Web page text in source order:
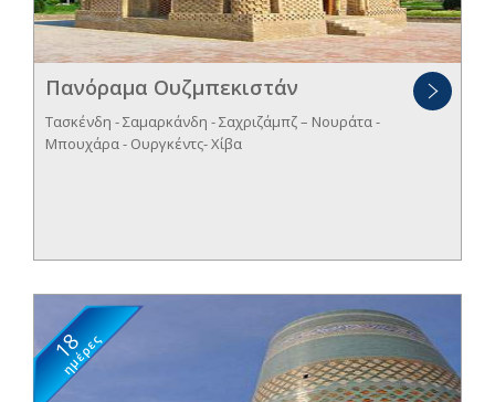
Πανόραμα Ουζμπεκιστάν
Τασκένδη - Σαμαρκάνδη - Σαχριζάμπζ – Νουράτα -
Μπουχάρα - Ουργκέντς- Χίβα
ημέρες
18